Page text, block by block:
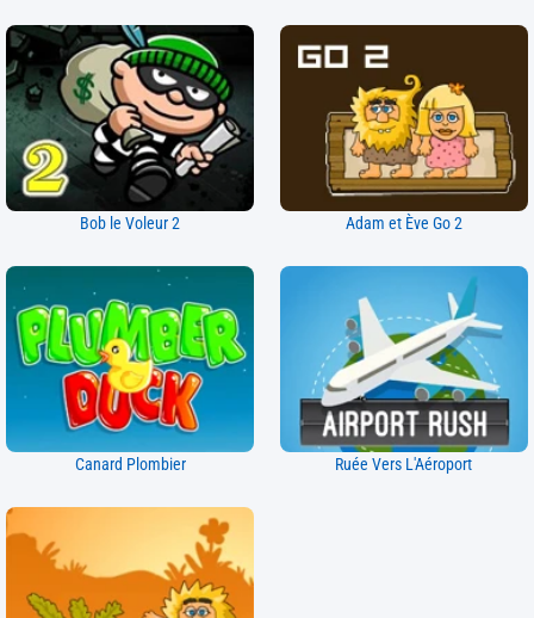
Bob le Voleur 2 Adam et Ève Go 2
Canard Plombier Ruée Vers L'Aéroport